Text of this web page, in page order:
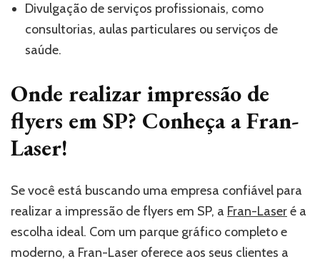
Divulgação de serviços profissionais, como
consultorias, aulas particulares ou serviços de
saúde.
Onde realizar impressão de
flyers em SP? Conheça a Fran-
Laser!
Se você está buscando uma empresa confiável para
realizar a impressão de flyers em SP, a Fran-Laseré a
escolha ideal. Com um parque gráfico completo e
moderno, a Fran-Laser oferece aos seus clientes a